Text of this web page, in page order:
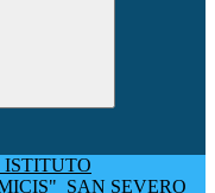
ISTITUTO
SAN SEVERO